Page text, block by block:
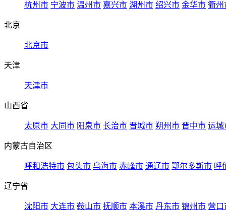
杭州市 宁波市 温州市 嘉兴市 湖州市 绍兴市 金华市 衢州
北京
北京市
天津
天津市
山西省
太原市 大同市 阳泉市 长治市 晋城市 朔州市 晋中市 运城
内蒙古自治区
呼和浩特市 包头市 乌海市 赤峰市 通辽市 鄂尔多斯市 呼
辽宁省
沈阳市 大连市 鞍山市 抚顺市 本溪市 丹东市 锦州市 营口